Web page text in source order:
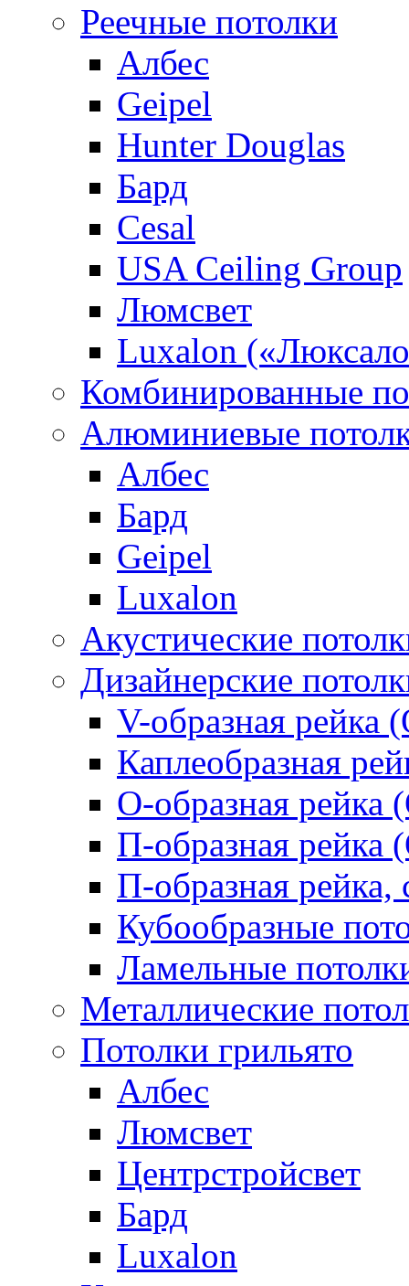
Реечные потолки
Албес
Geipel
Hunter Douglas
Бард
Cesal
USA Ceiling Group
Люмсвет
Luxalon
Комбинированные
Алюминиевые
Албес
Бард
Geipel
Luxalon
Акустические
Дизайнерские
V-образная рейка
Каплеобразная
О-образная рейка
П-образная рейка
П-образная
Кубообразные
Ламельные
Металлические
Потолки грильято
Албес
Люмсвет
Центрстройсвет
Бард
Luxalon